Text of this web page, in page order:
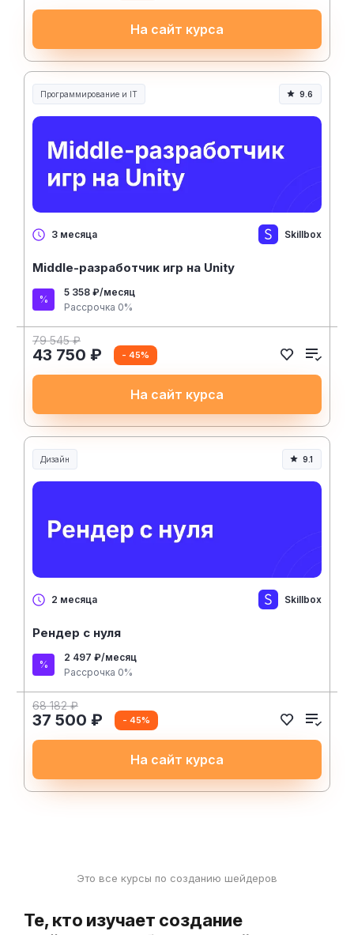
На сайт курса
Программирование и IT 9.6
3 месяца Skillbox
Middle-разработчик игр на Unity
5 358 ₽/месяц
Рассрочка 0%
79 545 ₽
43 750 ₽ - 45%
На сайт курса
Дизайн 9.1
2 месяца Skillbox
Рендер с нуля
2 497 ₽/месяц
Рассрочка 0%
68 182 ₽
37 500 ₽ - 45%
На сайт курса
Это все курсы по созданию шейдеров
Те, кто изучает создание